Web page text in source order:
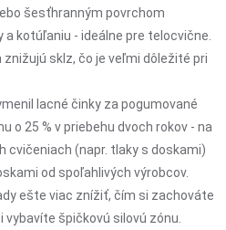
šesťhranným povrchom
kotúľaniu - ideálne pre telocvične.
znižujú sklz, čo je veľmi dôležité pri
lacné činky za pogumované
o 25 % v priebehu dvoch rokov - na
cvičeniach (napr. tlaky s doskami)
od spoľahlivých výrobcov.
ešte viac znížiť, čím si zachováte
špičkovú silovú zónu.